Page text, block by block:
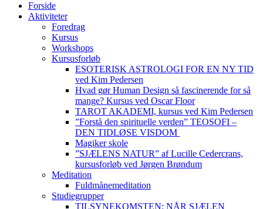
Forside
Aktiviteter
Foredrag
Kursus
Workshops
Kursusforløb
ESOTERISK ASTROLOGI FOR EN NY TID
ved Kim Pedersen
Hvad gør Human Design så fascinerende for så
mange? Kursus ved Oscar Floor
TAROT AKADEMI, kursus ved Kim Pedersen
”Forstå den spirituelle verden” TEOSOFI –
DEN TIDLØSE VISDOM
Magiker skole
”SJÆLENS NATUR” af Lucille Cedercrans,
kursusforløb ved Jørgen Brøndum
Meditation
Fuldmånemeditation
Studiegrupper
TILSYNEKOMSTEN: NÅR SJÆLEN